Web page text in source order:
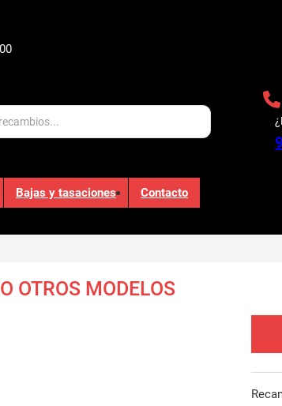
Bajas y tasaciones Contacto
OTROS MODELOS